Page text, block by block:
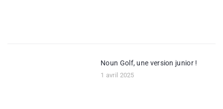
Noun Golf, une version junior !
1 avril 2025